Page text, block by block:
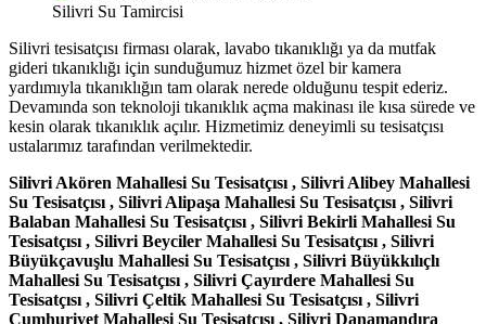
Silivri Su Tamircisi
Silivri tesisatçısı firması olarak, lavabo tıkanıklığı ya da mutfak
gideri tıkanıklığı için sunduğumuz hizmet özel bir kamera
yardımıyla tıkanıklığın tam olarak nerede olduğunu tespit ederiz.
Devamında son teknoloji tıkanıklık açma makinası ile kısa sürede ve
kesin olarak tıkanıklık açılır. Hizmetimiz deneyimli su tesisatçısı
ustalarımız tarafından verilmektedir.
Silivri Akören Mahallesi Su Tesisatçısı , Silivri Alibey Mahallesi
Su Tesisatçısı , Silivri Alipaşa Mahallesi Su Tesisatçısı , Silivri
Balaban Mahallesi Su Tesisatçısı , Silivri Bekirli Mahallesi Su
Tesisatçısı , Silivri Beyciler Mahallesi Su Tesisatçısı , Silivri
Büyükçavuşlu Mahallesi Su Tesisatçısı , Silivri Büyükkılıçlı
Mahallesi Su Tesisatçısı , Silivri Çayırdere Mahallesi Su
Tesisatçısı , Silivri Çeltik Mahallesi Su Tesisatçısı , Silivri
Cumhuriyet Mahallesi Su Tesisatçısı , Silivri Danamandıra